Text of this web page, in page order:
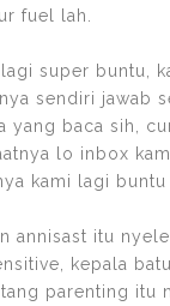
fuel lah.
super buntu,
sendiri jawab
yang baca sih,
lo inbox
kami lagi buntu
annisast itu
kepala
parenting itu